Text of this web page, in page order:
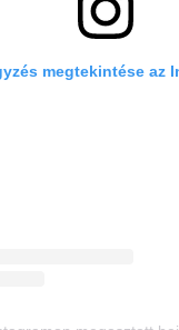
megtekintése az